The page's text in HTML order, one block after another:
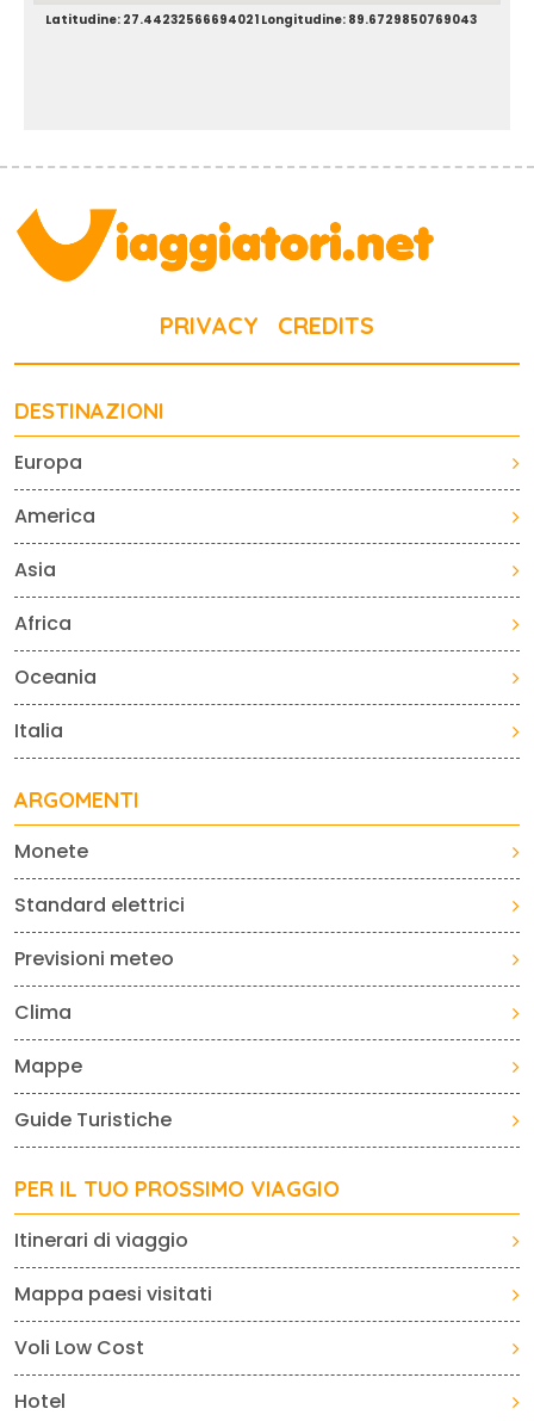
Latitudine: 27.44232566694021 Longitudine: 89.6729850769043
PRIVACY CREDITS
DESTINAZIONI
Europa
America
Asia
Africa
Oceania
Italia
ARGOMENTI
Monete
Standard elettrici
Previsioni meteo
Clima
Mappe
Guide Turistiche
PER IL TUO PROSSIMO VIAGGIO
Itinerari di viaggio
Mappa paesi visitati
Voli Low Cost
Hotel